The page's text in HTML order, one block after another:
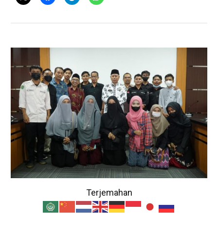
Terjemahan